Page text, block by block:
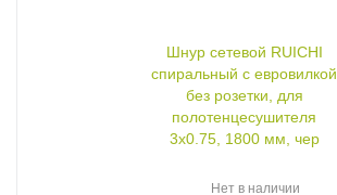
Шнур сетевой RUICHI
спиральный с евровилкой
без розетки, для
полотенцесушителя
3х0.75, 1800 мм, чер
Нет в наличии